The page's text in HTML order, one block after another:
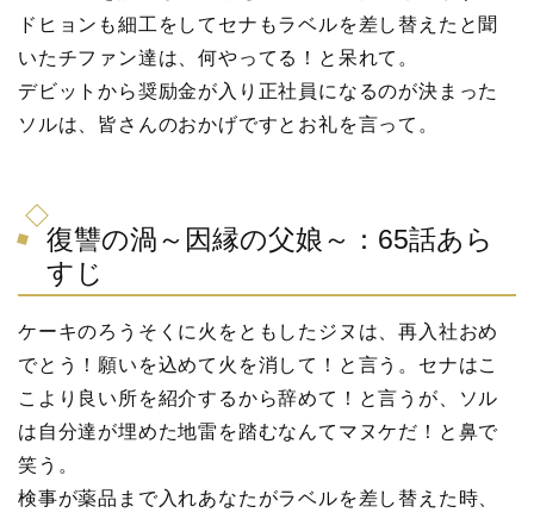
ドヒョンも細工をしてセナもラベルを差し替えたと聞
いたチファン達は、何やってる！と呆れて。
デビットから奨励金が入り正社員になるのが決まった
ソルは、皆さんのおかげですとお礼を言って。
復讐の渦～因縁の父娘～：65話あら
すじ
ケーキのろうそくに火をともしたジヌは、再入社おめ
でとう！願いを込めて火を消して！と言う。セナはこ
こより良い所を紹介するから辞めて！と言うが、ソル
は自分達が埋めた地雷を踏むなんてマヌケだ！と鼻で
笑う。
検事が薬品まで入れあなたがラベルを差し替えた時、